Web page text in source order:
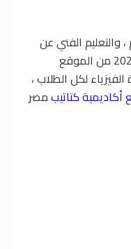
، والتعليم الفني عن
سحب نتيجة الثانوية العامة دفعة 2024 من الموقع
لكل الطلاب ،
كتاتيبمصر